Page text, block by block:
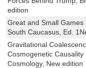
edition
Great and Small
South Caucasus, Ed.
Gravitational
Cosmogenetic
Cosmology, New edition